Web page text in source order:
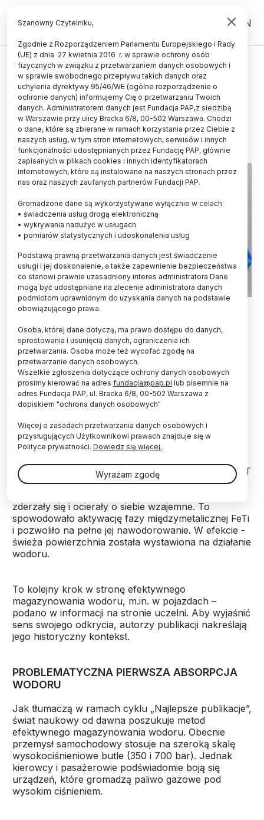
PL EN
MATERIA I ENERGIA
Naukowcy namieszali - w kwestii
magazynowania wodoru
22.11.2022
aktualizacja: 22.11.2022
3 minuty czytania
Read the English version of this article
Źródło: Adobe Stock
Proste rozwiązanie trudnego problemu aktywacji
złóż wodorochłonnych: "wstrząsnąć i zamieszać"
cząstki proszku w młynku planetarnym –
zaproponowali naukowcy z Wojskowej Akademii
Technicznej.
Inżynierom materiałowym udało się pozbyć
kłopotliwej pasywnej warstwy tlenkowej, która
wytwarza się na powierzchni stopów
wodorochłonnych. Warstwa ta, w ocenie świata
Zespół z Wydziału Nowych Technologii i Chemii WAT
usunął ją, mieszając intensywnie sam proszek pod
zderzały się i ocierały o siebie wzajemne. To
spowodowało aktywację fazy międzymetalicznej FeTi
i pozwoliło na pełne jej nawodorowanie. W efekcie -
świeża powierzchnia została wystawiona na działanie
wodoru.
To kolejny krok w stronę efektywnego
magazynowania wodoru, m.in. w pojazdach –
podano w informacji na stronie uczelni. Aby wyjaśnić
sens swojego odkrycia, autorzy publikacji nakreślają
jego historyczny kontekst.
PROBLEMATYCZNA PIERWSZA ABSORPCJA
WODORU
Jak tłumaczą w ramach cyklu „Najlepsze publikacje”,
świat naukowy od dawna poszukuje metod
efektywnego magazynowania wodoru. Obecnie
przemysł samochodowy stosuje na szeroką skalę
wysokociśnieniowe butle (350 i 700 bar). Jednak
kierowcy i pasażerowie podświadomie boją się
urządzeń, które gromadzą paliwo gazowe pod
wysokim ciśnieniem.
Szanowny Czytelniku,
Zgodnie z Rozporządzeniem Parlamentu Europejskiego i Rady
(UE) z dnia 27 kwietnia 2016 r. w sprawie ochrony osób
fizycznych w związku z przetwarzaniem danych osobowych i
w sprawie swobodnego przepływu takich danych oraz
uchylenia dyrektywy 95/46/WE (ogólne rozporządzenie o
ochronie danych) informujemy Cię o przetwarzaniu Twoich
danych. Administratorem danych jest Fundacja PAP,z siedzibą
w Warszawie przy ulicy Bracka 6/8, 00-502 Warszawa. Chodzi
o dane, które są zbierane w ramach korzystania przez Ciebie z
naszych usług, w tym stron internetowych, serwisów i innych
funkcjonalności udostępnianych przez Fundację PAP, głównie
zapisanych w plikach cookies i innych identyfikatorach
internetowych, które są instalowane na naszych stronach przez
nas oraz naszych zaufanych partnerów Fundacji PAP.
Gromadzone dane są wykorzystywane wyłącznie w celach:
• świadczenia usług drogą elektroniczną
• wykrywania nadużyć w usługach
• pomiarów statystycznych i udoskonalenia usług
Podstawą prawną przetwarzania danych jest świadczenie
usługi i jej doskonalenie, a także zapewnienie bezpieczeństwa
co stanowi prawnie uzasadniony interes administratora Dane
mogą być udostępniane na zlecenie administratora danych
podmiotom uprawnionym do uzyskania danych na podstawie
obowiązującego prawa.
Osoba, której dane dotyczą, ma prawo dostępu do danych,
sprostowania i usunięcia danych, ograniczenia ich
przetwarzania. Osoba może też wycofać zgodę na
przetwarzanie danych osobowych.
Wszelkie zgłoszenia dotyczące ochrony danych osobowych
prosimy kierować na adres fundacja@pap.pl lub pisemnie na
adres Fundacja PAP, ul. Bracka 6/8, 00-502 Warszawa z
dopiskiem "ochrona danych osobowych"
Więcej o zasadach przetwarzania danych osobowych i
przysługujących Użytkownikowi prawach znajduje się w
Polityce prywatności. Dowiedz się więcej.
Wyrażam zgodę